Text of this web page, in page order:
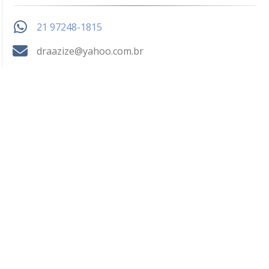
21 97248-1815
draazize@yahoo.com.br